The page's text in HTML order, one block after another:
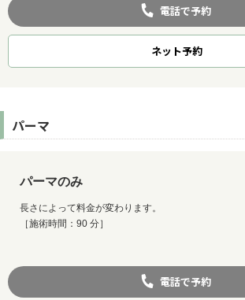
電話で予約
ネット予約
パーマ
パーマのみ
長さによって料金が変わります。
［施術時間：90 分］
電話で予約